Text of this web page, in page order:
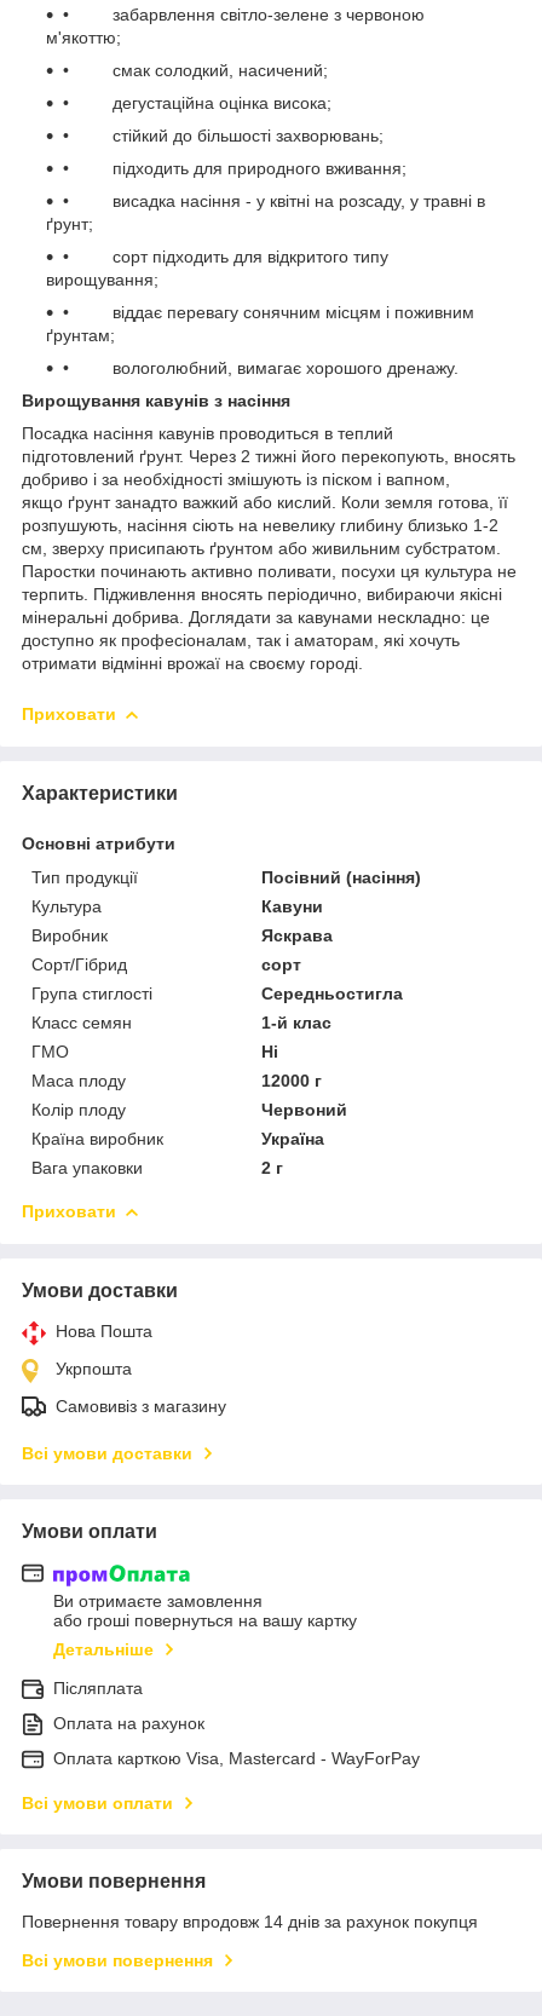
• забарвлення світло-зелене з червоною
м'якоттю;
• смак солодкий, насичений;
• дегустаційна оцінка висока;
• стійкий до більшості захворювань;
• підходить для природного вживання;
• висадка насіння - у квітні на розсаду, у травні в
ґрунт;
• сорт підходить для відкритого типу
вирощування;
• віддає перевагу сонячним місцям і поживним
ґрунтам;
• вологолюбний, вимагає хорошого дренажу.
Вирощування кавунів з насіння
Посадка насіння кавунів проводиться в теплий
підготовлений ґрунт. Через 2 тижні його перекопують, вносять
добриво і за необхідності змішують із піском і вапном,
якщо ґрунт занадто важкий або кислий. Коли земля готова, її
розпушують, насіння сіють на невелику глибину близько 1-2
см, зверху присипають ґрунтом або живильним субстратом.
Паростки починають активно поливати, посухи ця культура не
терпить. Підживлення вносять періодично, вибираючи якісні
мінеральні добрива. Доглядати за кавунами нескладно: це
доступно як професіоналам, так і аматорам, які хочуть
отримати відмінні врожаї на своєму городі.
Приховати
Характеристики
Основні атрибути
Тип продукції
Посівний (насіння)
Культура
Кавуни
Виробник
Яскрава
Сорт/Гібрид
сорт
Група стиглості
Середньостигла
Класс семян
1-й клас
ГМО
Ні
Маса плоду
12000 г
Колір плоду
Червоний
Країна виробник
Україна
Вага упаковки
2 г
Приховати
Умови доставки
Нова Пошта
Укрпошта
Самовивіз з магазину
Всі умови доставки
Умови оплати
Ви отримаєте замовлення
або гроші повернуться на вашу картку
Детальніше
Післяплата
Оплата на рахунок
Оплата карткою Visa, Mastercard - WayForPay
Всі умови оплати
Умови повернення
Повернення товару впродовж 14 днів за рахунок покупця
Всі умови повернення